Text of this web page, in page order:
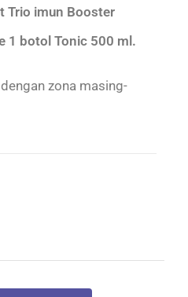
Trio imun Booster
1 botol Tonic 500 ml.
zona masing-